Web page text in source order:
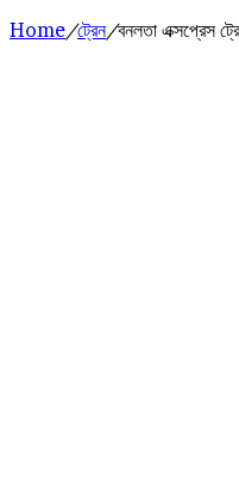
Home/ট্রেন/বনলতা এক্সপ্রেস